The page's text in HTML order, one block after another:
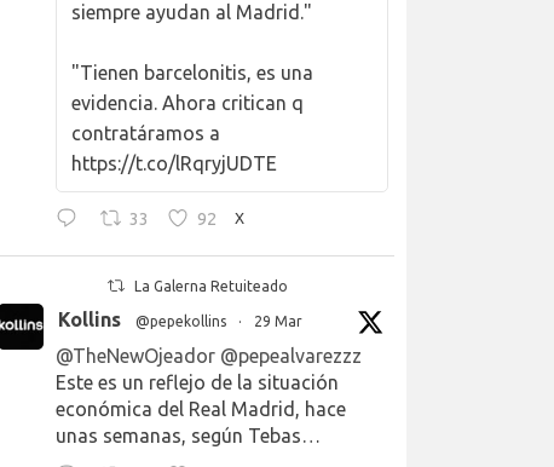
siempre ayudan al Madrid."
"Tienen barcelonitis, es una
evidencia. Ahora critican q
contratáramos a
https://t.co/lRqryjUDTE
33 92 X
La Galerna Retuiteado
Kollins @pepekollins · 29 Mar
@TheNewOjeador @pepealvarezzz
Este es un reflejo de la situación
económica del Real Madrid, hace
unas semanas, según Tebas…